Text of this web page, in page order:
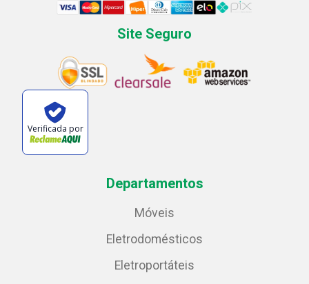
Site Seguro
Verificada por
Departamentos
Móveis
Eletrodomésticos
Eletroportáteis